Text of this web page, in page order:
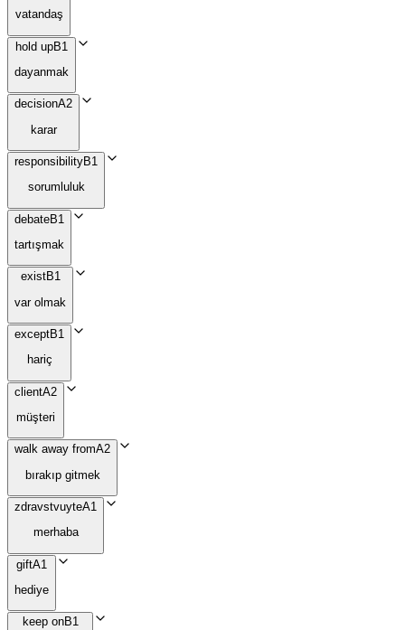
vatandaş
hold upB1
dayanmak
decisionA2
karar
responsibilityB1
sorumluluk
debateB1
tartışmak
existB1
var olmak
exceptB1
hariç
clientA2
müşteri
walk away fromA2
bırakıp gitmek
zdravstvuyteA1
merhaba
giftA1
hediye
keep onB1